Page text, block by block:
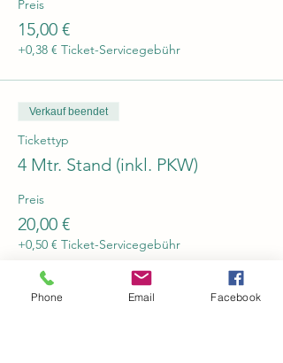
Preis
15,00 €
+0,38 € Ticket-Servicegebühr
Verkauf beendet
Tickettyp
4 Mtr. Stand (inkl. PKW)
Preis
20,00 €
+0,50 € Ticket-Servicegebühr
Verkauf beendet
Phone Email Facebook